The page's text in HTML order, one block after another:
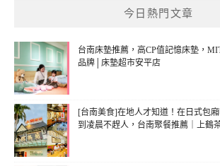
今日熱門文章
台南床墊推薦，高CP值記憶床墊，
品牌│床墊超市安平店
[台南美食]在地人才知道！在日式包
到凌晨不趕人，台南聚餐推薦｜上鶴